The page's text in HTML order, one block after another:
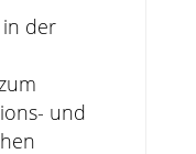
in der
und